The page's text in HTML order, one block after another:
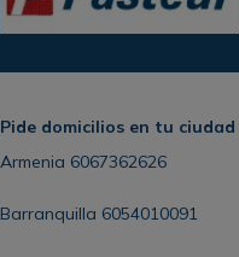
Pide domicilios en tu ciudad
Armenia 6067362626
Barranquilla 6054010091